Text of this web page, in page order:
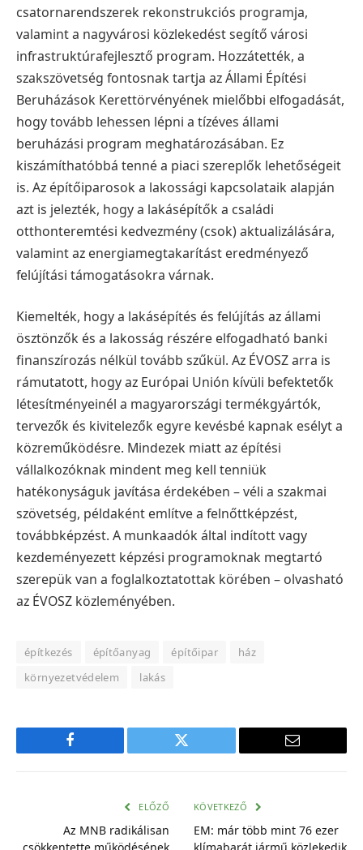
csatornarendszerek rekonstrukciós programja,
valamint a nagyvárosi közlekedést segítő városi
infrastruktúrafejlesztő program. Hozzátették, a
szakszövetség fontosnak tartja az Állami Építési
Beruházások Kerettörvényének mielőbbi elfogadását,
hogy tovább lehessen lépni a tízéves állami
beruházási program meghatározásában. Ez
kiszámíthatóbbá tenné a piaci szereplők lehetőségeit
is. Az építőiparosok a lakossági kapcsolataik alapján
azt is jelezték, hogy a lakásépítők a családi
otthonteremtési kedvezmény (csok) aktualizálására,
valamint az energiamegtakarítást eredményező
felújítási támogatásokra várnak.
Kiemelték, hogy a lakásépítés és felújítás az állami
ösztönzők és a lakosság részére elfogadható banki
finanszírozás nélkül tovább szűkül. Az ÉVOSZ arra is
rámutatott, hogy az Európai Unión kívüli befektetők
létesítményeinél a magyarországi termékgyártók,
tervezők és kivitelezők egyre kevésbé kapnak esélyt a
közreműködésre. Mindezek miatt az építési
vállalkozóknak mindent meg kell tenniük
hatékonyságuk javítása érdekében – véli a szakmai
szövetség, példaként említve a felnőttképzést,
továbbképzést. A munkaadók által indított vagy
kezdeményezett képzési programoknak megtartó
szerepük van a foglalkoztatottak körében – olvasható
az ÉVOSZ közleményében.
építkezés építőanyag építőipar
ház
környezetvédelem
lakás
Facebook Twitter
E-
ELŐZŐ
Az MNB radikálisan
KÖVETKEZŐ
EM: már több mint 76 ezer